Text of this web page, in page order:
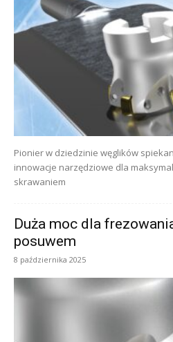
Pionier w dziedzinie węglików
innowacje narzędziowe dla
skrawaniem
Duża moc dla
posuwem
8 października 2025